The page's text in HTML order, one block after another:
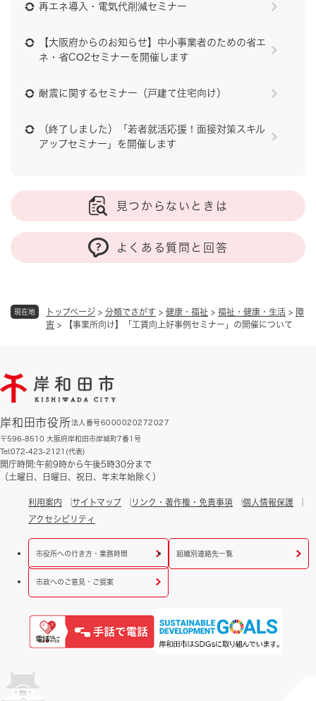
現在地 トップページ > 分類でさがす > 健康・福祉 > 福祉・健康・生活 > 障
害 > 【事業所向け】「工賃向上好事例セミナー」の開催について
再エネ導入・電気代削減セミナー
【大阪府からのお知らせ】中小事業者のための省エ
ネ・省CO2セミナーを開催します
耐震に関するセミナー（戸建て住宅向け）
（終了しました）「若者就活応援！面接対策スキル
アップセミナー」を開催します
見つからないときは
よくある質問と回答
岸和田市役所法人番号6000020272027
〒596-8510 大阪府岸和田市岸城町7番1号
Tel:072-423-2121(代表)
開庁時間:午前9時から午後5時30分まで
（土曜日、日曜日、祝日、年末年始除く）
利用案内 サイトマップ リンク・著作権・免責事項
個人情報保護
アクセシビリティ
市役所への行き方・業務時間 組織別連絡先一覧
市政へのご意見・ご提案